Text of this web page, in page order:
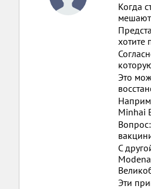
Когда
хотите
Это
Minhai
С
Эти